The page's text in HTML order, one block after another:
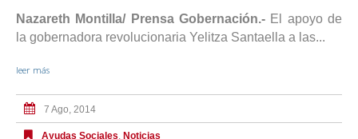
Nazareth Montilla/ Prensa Gobernación.- El apoyo de
la gobernadora revolucionaria Yelitza Santaella a las...
leer más
7 Ago, 2014
Ayudas Sociales, Noticias